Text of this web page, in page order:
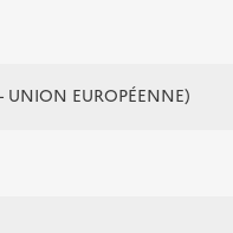
UNION EUROPÉENNE)